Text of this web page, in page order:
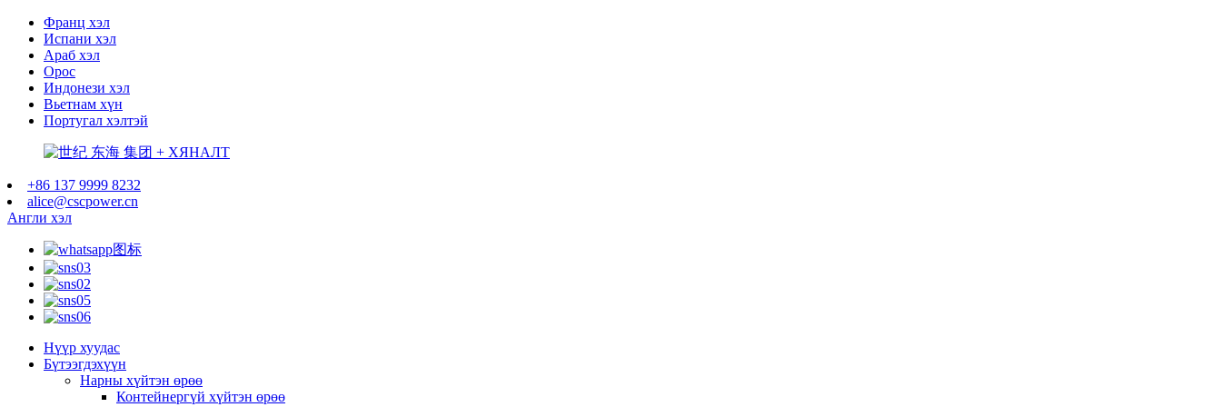
Франц хэл
Испани хэл
Араб хэл
Орос
Индонези хэл
Вьетнам хүн
Португал хэлтэй
+86 137 9999 8232
alice@cscpower.cn
Англи хэл
Нүүр хуудас
Бүтээгдэхүүн
Нарны хүйтэн өрөө
Контейнергүй хүйтэн өрөө